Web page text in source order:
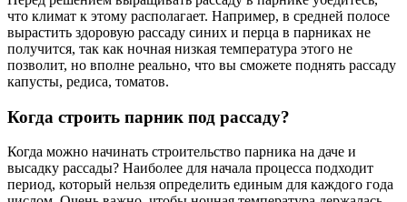
что климат к этому располагает. Например, в средней полосе
вырастить здоровую рассаду синих и перца в парниках не
получится, так как ночная низкая температура этого не
позволит, но вполне реально, что вы сможете поднять рассаду
капусты, редиса, томатов.
Когда строить парник под рассаду?
Когда можно начинать строительство парника на даче и
высадку рассады? Наиболее для начала процесса подходит
период, который нельзя определить единым для каждого года